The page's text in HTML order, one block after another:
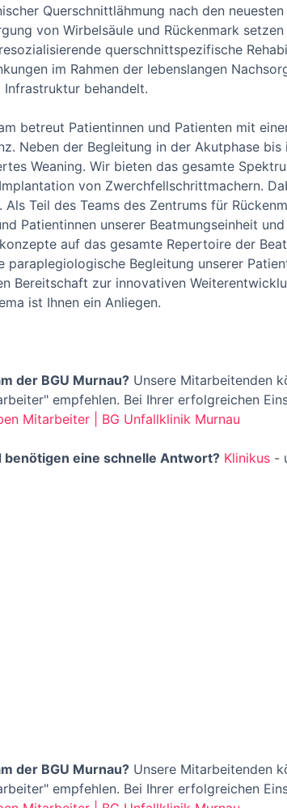
Querschnittlähmung nach den
von Wirbelsäule und Rückenmark
querschnittspezifische
im Rahmen der lebenslangen
behandelt.
betreut Patientinnen und Patienten mit
Neben der Begleitung in der Akutphase
Weaning. Wir bieten das gesamte
von Zwerchfellschrittmachern.
Teil des Teams des Zentrums für
Patientinnen unserer Beatmungseinheit
auf das gesamte Repertoire der
paraplegiologische Begleitung unserer
Bereitschaft zur innovativen
ist Ihnen ein Anliegen.
der BGU Murnau? Unsere Mitarbeitenden
empfehlen. Bei Ihrer erfolgreichen
Mitarbeiter | BG Unfallklinik Murnau
benötigen eine schnelle Antwort? Klinikus -
der BGU Murnau? Unsere Mitarbeitenden
empfehlen. Bei Ihrer erfolgreichen